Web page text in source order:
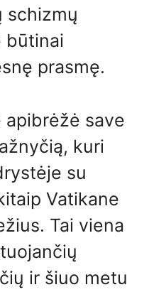
schizmų
būtinai
prasmę.
apibrėžė save
kuri
su
Vatikane
Tai viena
ir šiuo metu